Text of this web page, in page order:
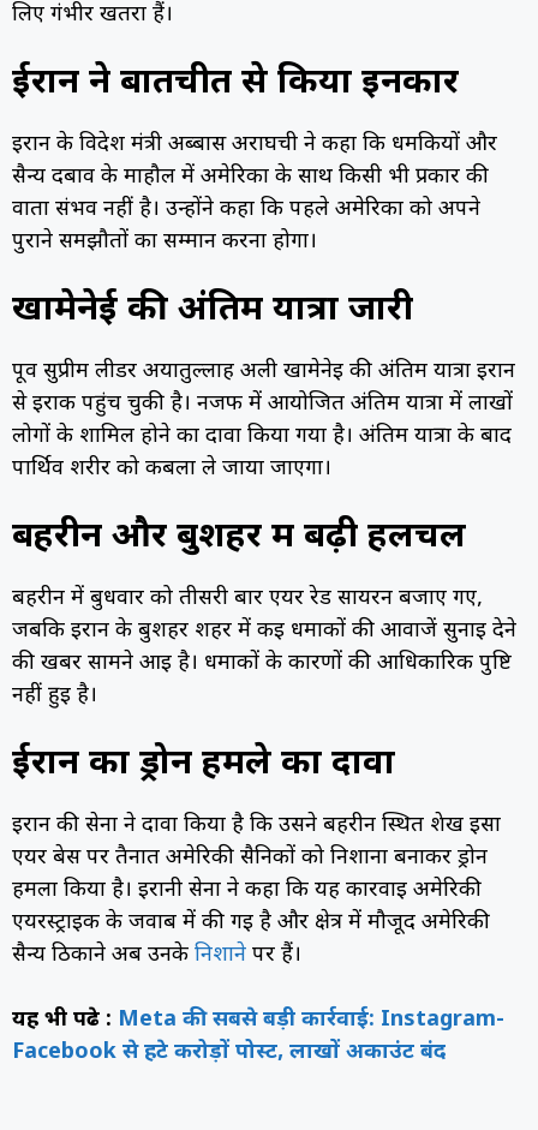
लिए गंभीर खतरा हैं।
ईरान ने बातचीत से किया इनकार
ईरान के विदेश मंत्री अब्बास अराघची ने कहा कि धमकियों और
सैन्य दबाव के माहौल में अमेरिका के साथ किसी भी प्रकार की
वार्ता संभव नहीं है। उन्होंने कहा कि पहले अमेरिका को अपने
पुराने समझौतों का सम्मान करना होगा।
खामेनेई की अंतिम यात्रा जारी
पूर्व सुप्रीम लीडर अयातुल्लाह अली खामेनेई की अंतिम यात्रा ईरान
से इराक पहुंच चुकी है। नजफ में आयोजित अंतिम यात्रा में लाखों
लोगों के शामिल होने का दावा किया गया है। अंतिम यात्रा के बाद
पार्थिव शरीर को कर्बला ले जाया जाएगा।
बहरीन और बुशहर में बढ़ी हलचल
बहरीन में बुधवार को तीसरी बार एयर रेड सायरन बजाए गए,
जबकि ईरान के बुशहर शहर में कई धमाकों की आवाजें सुनाई देने
की खबर सामने आई है। धमाकों के कारणों की आधिकारिक पुष्टि
नहीं हुई है।
ईरान का ड्रोन हमले का दावा
ईरान की सेना ने दावा किया है कि उसने बहरीन स्थित शेख ईसा
एयर बेस पर तैनात अमेरिकी सैनिकों को निशाना बनाकर ड्रोन
हमला किया है। ईरानी सेना ने कहा कि यह कार्रवाई अमेरिकी
एयरस्ट्राइक के जवाब में की गई है और क्षेत्र में मौजूद अमेरिकी
सैन्य ठिकाने अब उनके निशाने पर हैं।
यह भी पढे़ : Meta की सबसे बड़ी कार्रवाई: Instagram-
Facebook से हटे करोड़ों पोस्ट, लाखों अकाउंट बंद